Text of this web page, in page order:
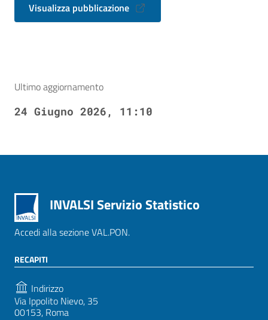
Visualizza pubblicazione
Ultimo aggiornamento
24 Giugno 2026, 11:10
INVALSI Servizio Statistico
Accedi alla sezione VAL.PON.
RECAPITI
Indirizzo
Via Ippolito Nievo, 35
00153, Roma